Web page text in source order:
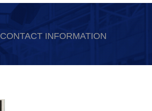
CONTACT INFORMATION